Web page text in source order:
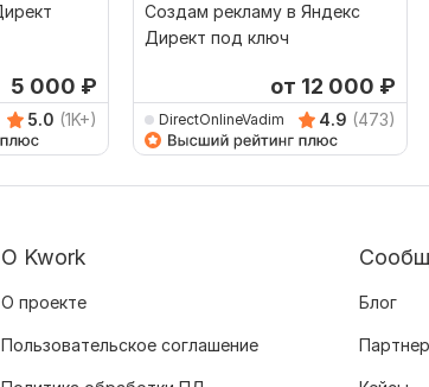
5 000 ₽
5.0 (1K+)
Создам рекламу в Яндекс
Директ под ключ
от 12 000 ₽
DirectOnlineVadim 4.9 (473)
О Kwork
О проекте
Пользовательское соглашение
Блог